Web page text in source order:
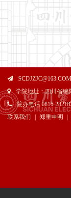
SCDJZJC@163.COM
学院地址：四川省绵
院办电话 0816-
联系我们
郑重申明